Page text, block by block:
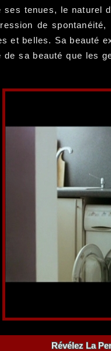
tenues, le
de
et belles. Sa beauté
sa beauté que les
Révélez La